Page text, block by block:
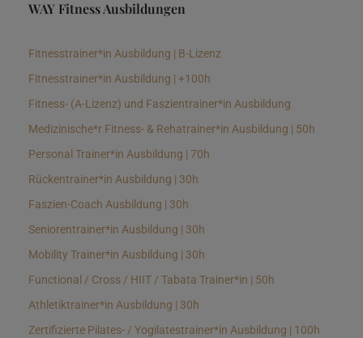
WAY Fitness Ausbildungen
Fitnesstrainer*in Ausbildung | B-Lizenz
Fitnesstrainer*in Ausbildung | +100h
Fitness- (A-Lizenz) und Faszientrainer*in Ausbildung
Medizinische*r Fitness- & Rehatrainer*in Ausbildung | 50h
Personal Trainer*in Ausbildung | 70h
Rückentrainer*in Ausbildung | 30h
Faszien-Coach Ausbildung | 30h
Seniorentrainer*in Ausbildung | 30h
Mobility Trainer*in Ausbildung | 30h
Functional / Cross / HIIT / Tabata Trainer*in | 50h
Athletiktrainer*in Ausbildung | 30h
Zertifizierte Pilates- / Yogilatestrainer*in Ausbildung | 100h